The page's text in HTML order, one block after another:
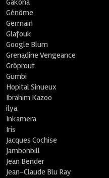
Gakona
Génôme
Germain
Glafouk
Google Blum
Grenadine Vengeance
Grôprout
Gumbi
Hopital Sinueux
Ibrahim Kazoo
ilya
Inkamera
Iris
Jacques Cochise
Jambonbill
Jean Bender
Jean-Claude Blu Ray